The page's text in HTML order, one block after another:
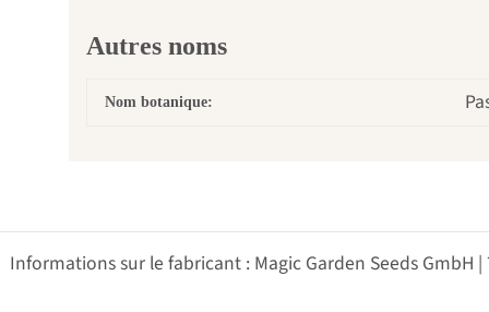
Autres noms
Nom botanique:
Informations sur le fabricant : Magic Garden Seeds